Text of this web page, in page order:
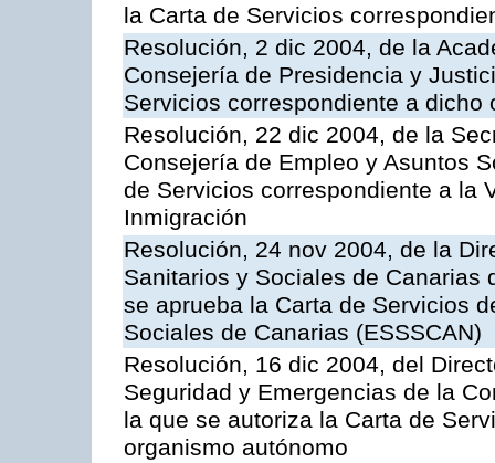
la Carta de Servicios
Resolución, 2 dic 2004, de la
Consejería de Presidencia y
Servicios correspondiente a dicho
Resolución, 22 dic 2004, de la
Consejería de Empleo y Asuntos
de Servicios correspondiente a la
Inmigración
Resolución, 24 nov 2004, de la
Sanitarios y Sociales de Canarias
se aprueba la Carta de Servicios
Sociales de Canarias (ESSSCAN)
Resolución, 16 dic 2004, del
Seguridad y Emergencias de la
la que se autoriza la Carta de
organismo autónomo